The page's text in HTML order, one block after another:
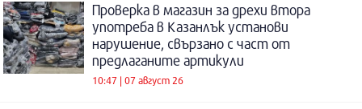
Проверка в магазин за дрехи втора
употреба в Казанлък установи
нарушение, свързано с част от
предлаганите артикули
10:47 | 07 август 26